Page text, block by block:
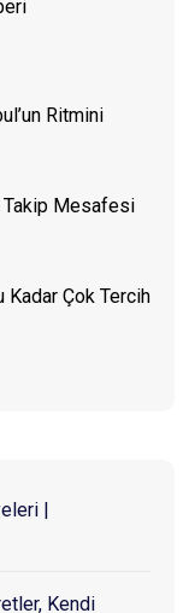
Ritmini
Takip Mesafesi
Kadar Çok Tercih
|
Kendi